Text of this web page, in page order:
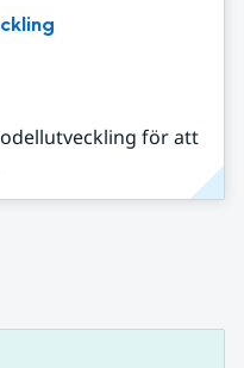
för att